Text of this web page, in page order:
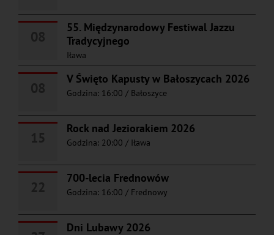
55. Międzynarodowy Festiwal Jazzu
Tradycyjnego
Iława
V Święto Kapusty w Bałoszycach 2026
Godzina: 16:00 / Bałoszyce
Rock nad Jeziorakiem 2026
Godzina: 20:00 / Iława
700-lecia Frednowów
Godzina: 16:00 / Frednowy
Dni Lubawy 2026